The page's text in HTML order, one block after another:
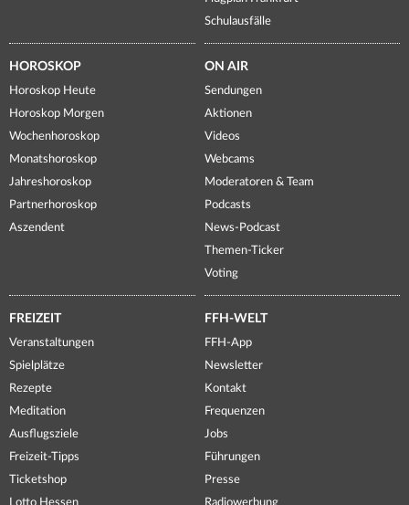
Schulausfälle
HOROSKOP
Horoskop Heute
Horoskop Morgen
Wochenhoroskop
Monatshoroskop
Jahreshoroskop
Partnerhoroskop
Aszendent
ON AIR
Sendungen
Aktionen
Videos
Webcams
Moderatoren & Team
Podcasts
News-Podcast
Themen-Ticker
Voting
FREIZEIT
Veranstaltungen
Spielplätze
Rezepte
Meditation
Ausflugsziele
Freizeit-Tipps
Ticketshop
Lotto Hessen
FFH-WELT
FFH-App
Newsletter
Kontakt
Frequenzen
Jobs
Führungen
Presse
Radiowerbung